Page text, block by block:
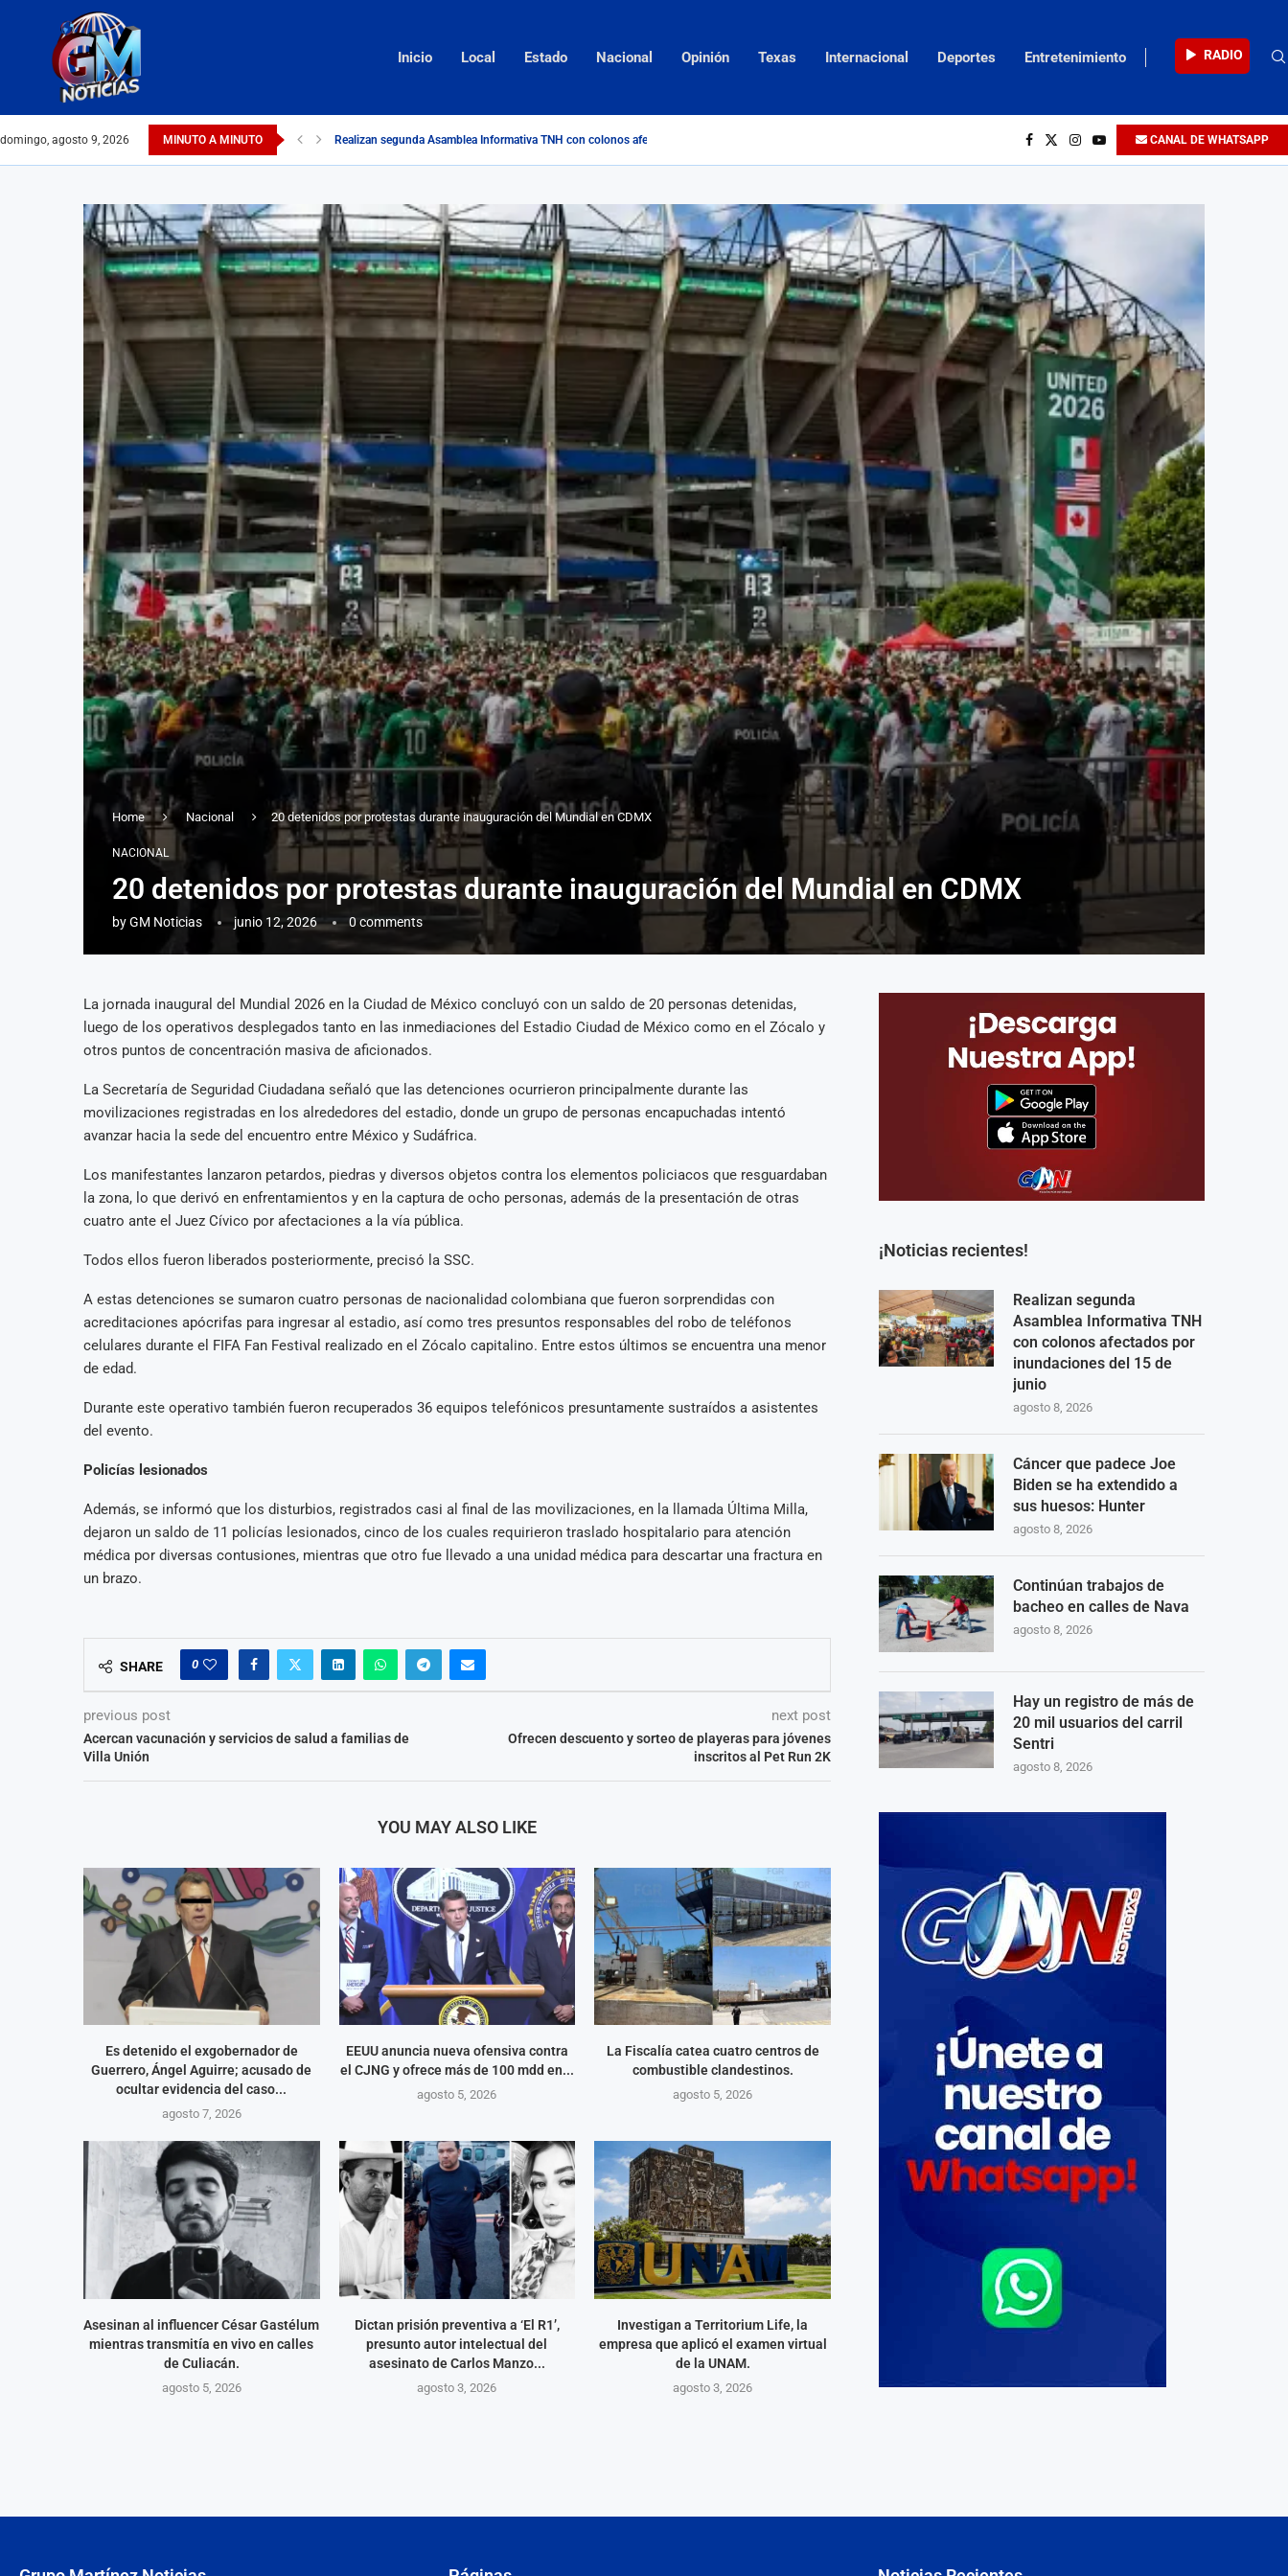
Inicio Local Estado Nacional Opinión Texas Internacional Deportes Entretenimiento RADIO
domingo, agosto 9, 2026 MINUTO A MINUTO Realizan segunda Asamblea Informativa TNH con colonos afectados por inundaciones del... CANAL DE WHATSAPP
Home Nacional 20 detenidos por protestas durante inauguración del Mundial en CDMX
NACIONAL
20 detenidos por protestas durante inauguración del Mundial en CDMX
byGM Noticias junio 12, 2026 0 comments
La jornada inaugural del Mundial 2026 en la Ciudad de México concluyó con un saldo de 20 personas detenidas,
luego de los operativos desplegados tanto en las inmediaciones del Estadio Ciudad de México como en el Zócalo y
otros puntos de concentración masiva de aficionados.
La Secretaría de Seguridad Ciudadana señaló que las detenciones ocurrieron principalmente durante las
movilizaciones registradas en los alrededores del estadio, donde un grupo de personas encapuchadas intentó
avanzar hacia la sede del encuentro entre México y Sudáfrica.
Los manifestantes lanzaron petardos, piedras y diversos objetos contra los elementos policiacos que resguardaban
la zona, lo que derivó en enfrentamientos y en la captura de ocho personas, además de la presentación de otras
cuatro ante el Juez Cívico por afectaciones a la vía pública.
Todos ellos fueron liberados posteriormente, precisó la SSC.
A estas detenciones se sumaron cuatro personas de nacionalidad colombiana que fueron sorprendidas con
acreditaciones apócrifas para ingresar al estadio, así como tres presuntos responsables del robo de teléfonos
celulares durante el FIFA Fan Festival realizado en el Zócalo capitalino. Entre estos últimos se encuentra una menor
de edad.
Durante este operativo también fueron recuperados 36 equipos telefónicos presuntamente sustraídos a asistentes
del evento.
Policías lesionados
Además, se informó que los disturbios, registrados casi al final de las movilizaciones, en la llamada Última Milla,
dejaron un saldo de 11 policías lesionados, cinco de los cuales requirieron traslado hospitalario para atención
médica por diversas contusiones, mientras que otro fue llevado a una unidad médica para descartar una fractura en
un brazo.
SHARE 0
previous post
Acercan vacunación y servicios de salud a familias de
Villa Unión
next post
Ofrecen descuento y sorteo de playeras para jóvenes
inscritos al Pet Run 2K
YOU MAY ALSO LIKE
Es detenido el exgobernador de
Guerrero, Ángel Aguirre; acusado de
ocultar evidencia del caso...
agosto 7, 2026
EEUU anuncia nueva ofensiva contra
el CJNG y ofrece más de 100 mdd en...
agosto 5, 2026
La Fiscalía catea cuatro centros de
combustible clandestinos.
agosto 5, 2026
Asesinan al influencer César Gastélum
mientras transmitía en vivo en calles
de Culiacán.
agosto 5, 2026
Dictan prisión preventiva a ‘El R1’,
presunto autor intelectual del
asesinato de Carlos Manzo...
agosto 3, 2026
Investigan a Territorium Life, la
empresa que aplicó el examen virtual
de la UNAM.
agosto 3, 2026
¡Noticias recientes!
Realizan segunda
Asamblea Informativa TNH
con colonos afectados por
inundaciones del 15 de
junio
agosto 8, 2026
Cáncer que padece Joe
Biden se ha extendido a
sus huesos: Hunter
agosto 8, 2026
Continúan trabajos de
bacheo en calles de Nava
agosto 8, 2026
Hay un registro de más de
20 mil usuarios del carril
Sentri
agosto 8, 2026